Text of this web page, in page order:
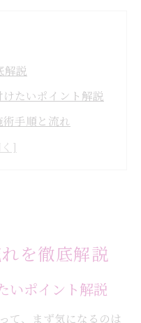
解説
たいポイント解説
手順と流れ
の始め方
の安心ポイントとは
カウンセリングの
を徹底解説
いポイント解説
て、まず気になるのは